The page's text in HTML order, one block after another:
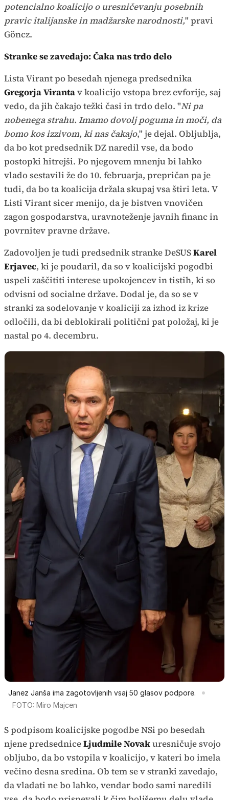
potencialno koalicijo o uresničevanju posebnih
pravic italijanske in madžarske narodnosti," pravi
Göncz.
Stranke se zavedajo: Čaka nas trdo delo
Lista Virant po besedah njenega predsednika
Gregorja Virantav koalicijo vstopa brez evforije, saj
vedo, da jih čakajo težki časi in trdo delo. "Ni pa
nobenega strahu. Imamo dovolj poguma in moči, da
bomo kos izzivom, ki nas čakajo," je dejal. Obljublja,
da bo kot predsednik DZ naredil vse, da bodo
postopki hitrejši. Po njegovem mnenju bi lahko
vlado sestavili že do 10. februarja, prepričan pa je
tudi, da bo ta koalicija držala skupaj vsa štiri leta. V
Listi Virant sicer menijo, da je bistven vnovičen
zagon gospodarstva, uravnoteženje javnih financ in
povrnitev pravne države.
Zadovoljen je tudi predsednik stranke DeSUSKarel
Erjavec, ki je poudaril, da so v koalicijski pogodbi
uspeli zaščititi interese upokojencev in tistih, ki so
odvisni od socialne države. Dodal je, da so se v
stranki za sodelovanje v koaliciji za izhod iz krize
odločili, da bi deblokirali politični pat položaj, ki je
nastal po 4. decembru.
Janez Janša ima zagotovljenih vsaj 50 glasov podpore.
FOTO: Miro Majcen
S podpisom koalicijske pogodbe NSi po besedah
njene predsedniceLjudmile Novakuresničuje svojo
obljubo, da bo vstopila v koalicijo, v kateri bo imela
večino desna sredina. Ob tem se v stranki zavedajo,
da vladati ne bo lahko, vendar bodo sami naredili